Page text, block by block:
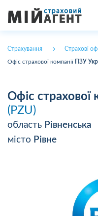
Страхування Страхові
Офіс страхової компанії ПЗУ
Офіс страхової
(PZU)
область Рівненська
місто Рівне